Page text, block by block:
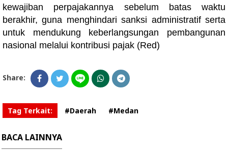
kewajiban perpajakannya sebelum batas waktu
berakhir, guna menghindari sanksi administratif serta
untuk mendukung keberlangsungan pembangunan
nasional melalui kontribusi pajak (Red)
Share:
Tag Terkait: #Daerah #Medan
BACA LAINNYA